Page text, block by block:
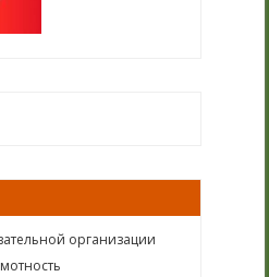
организации